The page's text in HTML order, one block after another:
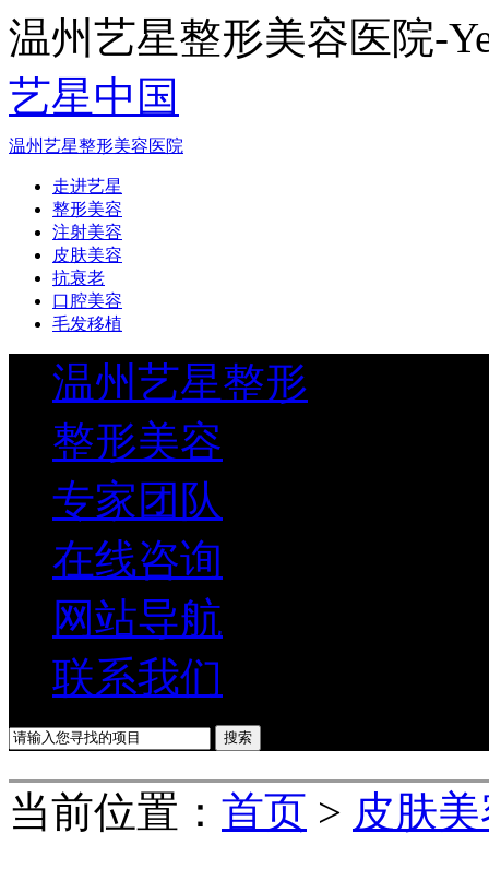
温州艺星整形美容医院-
艺星中国
温州艺星整形美容医院
走进艺星
整形美容
注射美容
皮肤美容
抗衰老
口腔美容
毛发移植
温州艺星整形
整形美容
专家团队
在线咨询
网站导航
联系我们
当前位置： 首页 > 皮肤